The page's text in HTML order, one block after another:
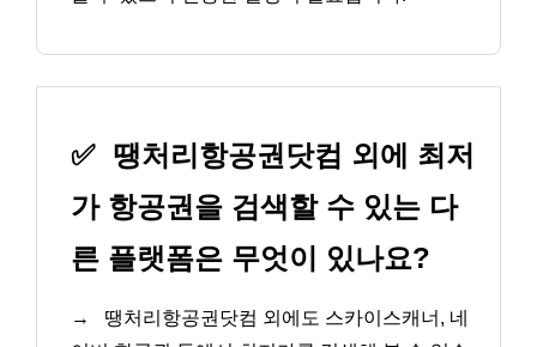
✅ 땡처리항공권닷컴 외에 최저
가 항공권을 검색할 수 있는 다
른 플랫폼은 무엇이 있나요?
→
땡처리항공권닷컴 외에도 스카이스캐너, 네